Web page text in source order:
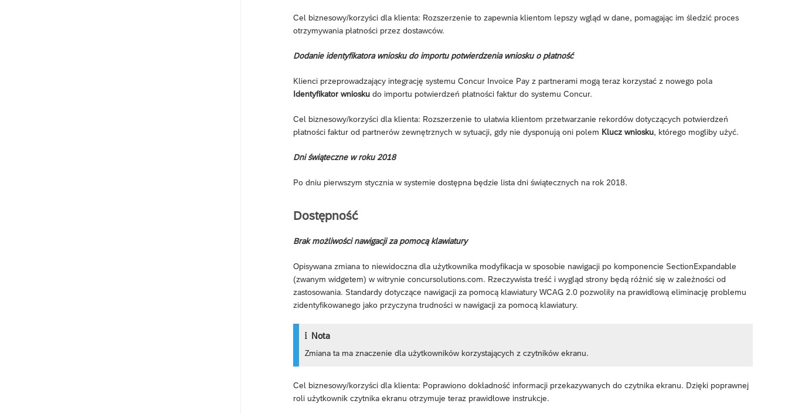
Cel biznesowy/korzyści dla klienta: Rozszerzenie to zapewnia klientom lepszy wgląd w dane, pomagając im śledzić proces
otrzymywania płatności przez dostawców.
Dodanie identyfikatora wniosku do importu potwierdzenia wniosku o płatność
Klienci przeprowadzający integrację systemu Concur Invoice Pay z partnerami mogą teraz korzystać z nowego pola
Identyfikator wniosku do importu potwierdzeń płatności faktur do systemu Concur.
Cel biznesowy/korzyści dla klienta: Rozszerzenie to ułatwia klientom przetwarzanie rekordów dotyczących potwierdzeń
płatności faktur od partnerów zewnętrznych w sytuacji, gdy nie dysponują oni polem Klucz wniosku, którego mogliby użyć.
Dni świąteczne w roku 2018
Po dniu pierwszym stycznia w systemie dostępna będzie lista dni świątecznych na rok 2018.
Dostępność
Brak możliwości nawigacji za pomocą klawiatury
Opisywana zmiana to niewidoczna dla użytkownika modyfikacja w sposobie nawigacji po komponencie SectionExpandable
(zwanym widgetem) w witrynie concursolutions.com. Rzeczywista treść i wygląd strony będą różnić się w zależności od
zastosowania. Standardy dotyczące nawigacji za pomocą klawiatury WCAG 2.0 pozwoliły na prawidłową eliminację problemu
zidentyfikowanego jako przyczyna trudności w nawigacji za pomocą klawiatury.
Nota
Zmiana ta ma znaczenie dla użytkowników korzystających z czytników ekranu.
Cel biznesowy/korzyści dla klienta: Poprawiono dokładność informacji przekazywanych do czytnika ekranu. Dzięki poprawnej
roli użytkownik czytnika ekranu otrzymuje teraz prawidłowe instrukcje.